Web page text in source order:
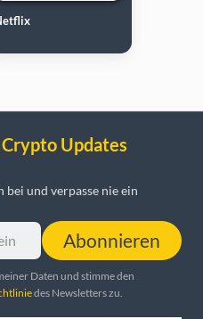
Updates
bei und verpasse nie ein
Abonnieren
Daten und stimme den
des Newsletters zu.